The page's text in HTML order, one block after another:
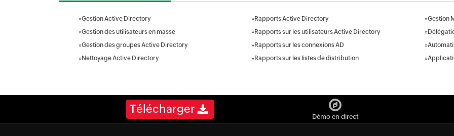
»Gestion Active Directory
»Gestion des utilisateurs en masse
»Gestion des groupes Active Directory
» Nettoyage Active Directory
» Rapports Active Directory
» Rapports sur les utilisateurs Active Directory
» Rapports sur les connexions AD
» Rapports sur les listes de distribution
»Gestion
»
»
»
Télécharger
Démo en direct